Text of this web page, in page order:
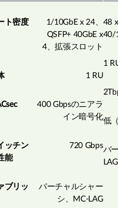
ト密度
1/10GbE x 24、
QSFP+ 40GbE x
4、拡張スロット
1 RU
400 Gbpsのニアラ
イン暗号化
ッチン
能
720 Gbps
ブリッ
バーチャルシャー
シ、MC-LAG
48
40/
1
低
バ